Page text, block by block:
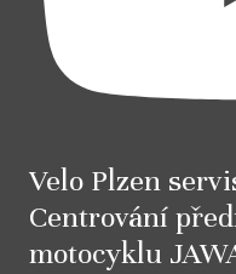
Velo Plzen
Centrování
motocyklu